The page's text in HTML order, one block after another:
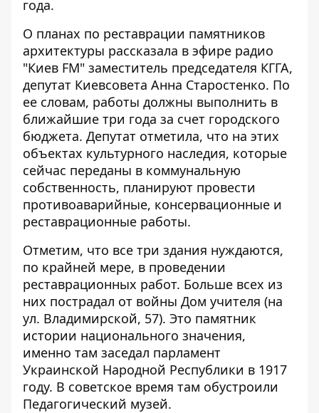
года.
О планах по реставрации памятников
архитектуры рассказала в эфире радио
"Киев FM" заместитель председателя КГГА,
депутат Киевсовета Анна Старостенко. По
ее словам, работы должны выполнить в
ближайшие три года за счет городского
бюджета. Депутат отметила, что на этих
объектах культурного наследия, которые
сейчас переданы в коммунальную
собственность, планируют провести
противоаварийные, консервационные и
реставрационные работы.
Отметим, что все три здания нуждаются,
по крайней мере, в проведении
реставрационных работ. Больше всех из
них пострадал от войны Дом учителя (на
ул. Владимирской, 57). Это памятник
истории национального значения,
именно там заседал парламент
Украинской Народной Республики в 1917
году. В советское время там обустроили
Педагогический музей.